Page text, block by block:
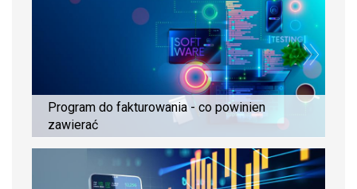
Program do fakturowania - co powinien
zawierać